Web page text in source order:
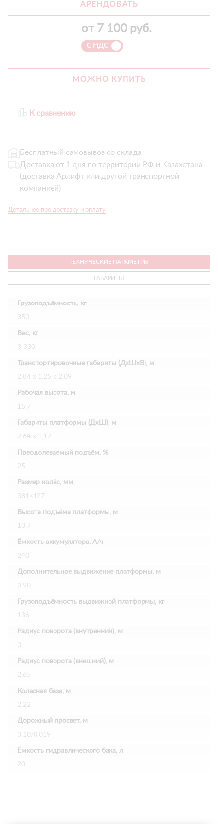
АРЕНДОВАТЬ
от 7 100 руб.
С НДС
МОЖНО КУПИТЬ
К сравнению
Бесплатный самовывоз со склада
Доставка от 1 дня по территории РФ и Казахстана
(доставка Арлифт или другой транспортной
компанией)
Детальнее про доставку и оплату
ТЕХНИЧЕСКИЕ ПАРАМЕТРЫ
ГАБАРИТЫ
Грузоподъёмность, кг
350
Вес, кг
3 330
Транспортировочные габариты (ДхШхВ), м
2,84 х 1,25 х 2,09
Рабочая высота, м
15,7
Габариты платформы (ДхШ), м
2,64 х 1,12
Преодолеваемый подъём, %
25
Размер колёс, мм
381×127
Высота подъёма платформы, м
13,7
Ёмкость аккумулятора, А/ч
240
Дополнительное выдвижение платформы, м
0,90
Грузоподъёмность выдвижной платформы, кг
136
Радиус поворота (внутренний), м
0
Радиус поворота (внешний), м
2,65
Колесная база, м
2,22
Дорожный просвет, м
0,10/0,019
Ёмкость гидравлического бака, л
20